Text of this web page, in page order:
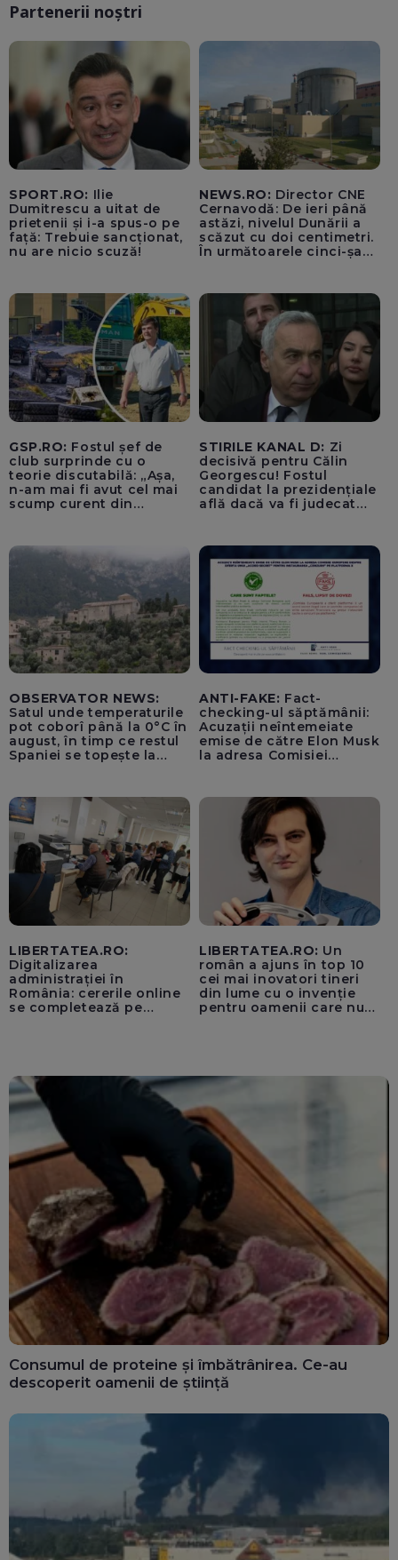
Partenerii noștri
SPORT.RO: Ilie
Dumitrescu a uitat de
prietenii și i-a spus-o pe
față: Trebuie sancționat,
nu are nicio scuză!
NEWS.RO: Director CNE
Cernavodă: De ieri până
astăzi, nivelul Dunării a
scăzut cu doi centimetri.
În următoarele cinci-șase
luăm în considerare
operațiunile de astăzi cu
barjele
GSP.RO: Fostul șef de
club surprinde cu o
teorie discutabilă: „Așa,
n-am mai fi avut cel mai
scump curent din
STIRILE KANAL D: Zi
decisivă pentru Călin
Georgescu! Fostul
candidat la prezidențiale
află dacă va fi judecat
OBSERVATOR NEWS:
Satul unde temperaturile
pot coborî până la 0°C în
august, în timp ce restul
Spaniei se topește la
ANTI-FAKE: Fact-
checking-ul săptămânii:
Acuzații neîntemeiate
emise de către Elon Musk
la adresa Comisiei
pentru instaurarea
„cenzurii” pe platforma X
LIBERTATEA.RO:
Digitalizarea
administrației în
România: cererile online
se completează pe
LIBERTATEA.RO: Un
român a ajuns în top 10
cei mai inovatori tineri
din lume cu o invenție
pentru oamenii care nu
Consumul de proteine și îmbătrânirea. Ce-au
descoperit oamenii de știință